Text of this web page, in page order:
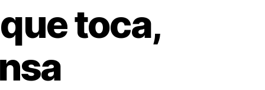
toca,